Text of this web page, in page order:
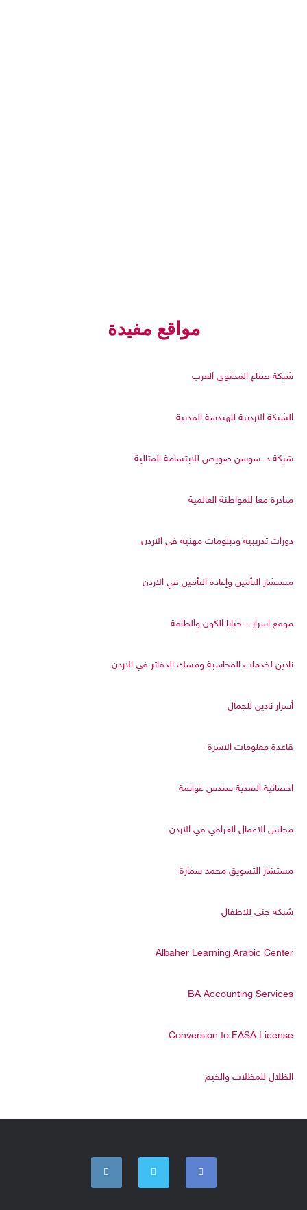
مواقع مفيدة
شبكة صناع المحتوى العرب
الشبكة الاردنية للهندسة المدنية
شبكة د. سوسن صويص للابتسامة المثالية
مبادرة معا للمواطنة العالمية
دورات تدريبية ودبلومات مهنية في الاردن
مستشار التأمين وإعادة التأمين في الاردن
موقع اسرار – خبايا الكون والطاقة
نادين لخدمات المحاسبة ومسك الدفاتر في الاردن
أسرار نادين للجمال
قاعدة معلومات الاسرة
اخصائية التغذية سندس غوانمة
مجلس الاعمال العراقي في الاردن
مستشار التسويق محمد سمارة
شبكة جنى للاطفال
Albaher Learning Arabic Center
BA Accounting Services
Conversion to EASA License
الظلال للمظلات والخيم